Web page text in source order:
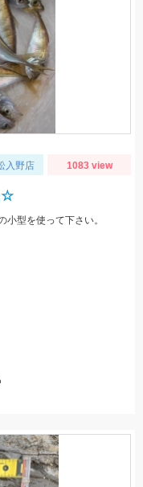
入野店 1083 view
☆
型を使って下さい。